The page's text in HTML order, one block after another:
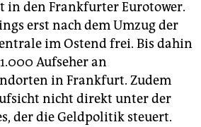
in den Frankfurter Eurotower.
erst nach dem Umzug der
im Ostend frei. Bis dahin
Aufseher an
in Frankfurt. Zudem
nicht direkt unter der
der die Geldpolitik steuert.